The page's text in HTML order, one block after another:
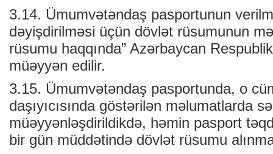
3.14. Ümumvətəndaş pasportunun
dəyişdirilməsi üçün dövlət rüsumunun
rüsumu haqqında” Azərbaycan
müəyyən edilir.
3.15. Ümumvətəndaş pasportunda, o
daşıyıcısında göstərilən məlumatlarda
müəyyənləşdirildikdə, həmin pasport
bir gün müddətində dövlət rüsumu